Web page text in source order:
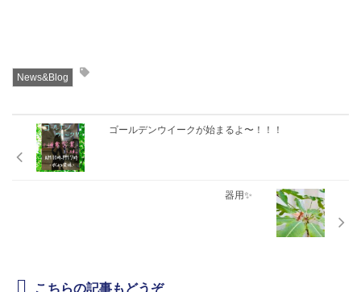
News&Blog
ゴールデンウイークが始まるよ〜！！！
器用✨
こちらの記事もどうぞ